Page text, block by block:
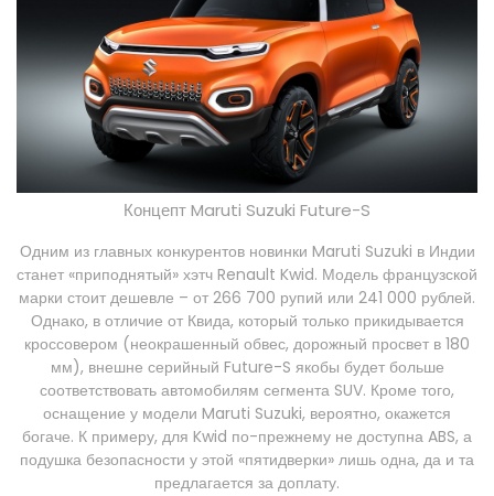
Концепт Maruti Suzuki Future-S
Одним из главных конкурентов новинки Maruti Suzuki в Индии
станет «приподнятый» хэтч Renault Kwid. Модель французской
марки стоит дешевле – от 266 700 рупий или 241 000 рублей.
Однако, в отличие от Квида, который только прикидывается
кроссовером (неокрашенный обвес, дорожный просвет в 180
мм), внешне серийный Future-S якобы будет больше
соответствовать автомобилям сегмента SUV. Кроме того,
оснащение у модели Maruti Suzuki, вероятно, окажется
богаче. К примеру, для Kwid по-прежнему не доступна ABS, а
подушка безопасности у этой «пятидверки» лишь одна, да и та
предлагается за доплату.